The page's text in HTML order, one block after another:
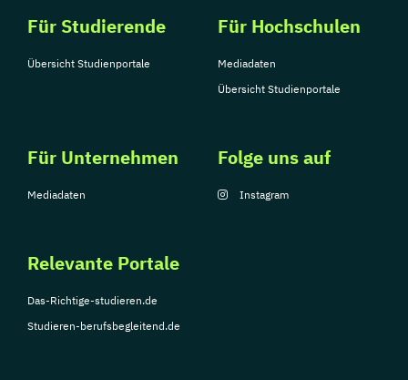
Für Studierende
Übersicht Studienportale
Für Hochschulen
Mediadaten
Übersicht Studienportale
Für Unternehmen
Mediadaten
Relevante Portale
Das-Richtige-studieren.de
Studieren-berufsbegleitend.de
Folge uns auf
Instagram